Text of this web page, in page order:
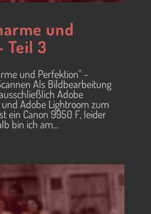
und
Teil 3
und Perfektion" -
Als Bildbearbeitung
Adobe
Adobe Lightroom zum
ein Canon 9950 F, leider
bin ich am...